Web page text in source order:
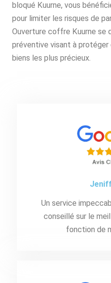
bloqué Kuurne, vous
pour limiter les risques de
Ouverture coffre Kuurne se
préventive visant à protéger
biens les plus précieux.
Un service
conseillé sur le
fonction de